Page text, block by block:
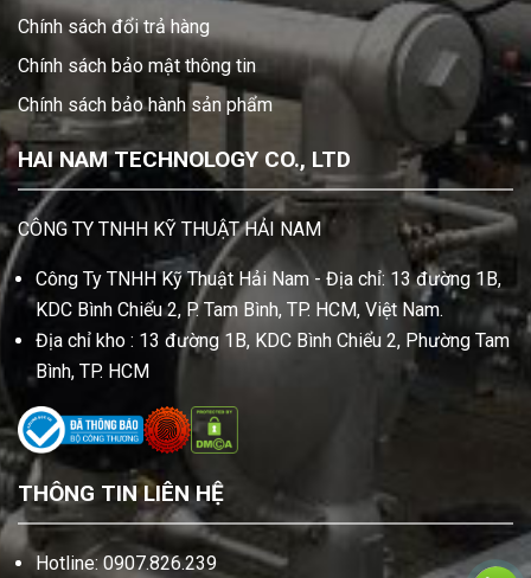
Chính sách đổi trả hàng
Chính sách bảo mật thông tin
Chính sách bảo hành sản phẩm
HAI NAM TECHNOLOGY CO., LTD
CÔNG TY TNHH KỸ THUẬT HẢI NAM
Công Ty TNHH Kỹ Thuật Hải Nam - Địa chỉ: 13 đường 1B,
KDC Bình Chiểu 2, P. Tam Bình, TP. HCM, Việt Nam.
Địa chỉ kho : 13 đường 1B, KDC Bình Chiểu 2, Phường Tam
Bình, TP. HCM
THÔNG TIN LIÊN HỆ
Hotline: 0907.826.239